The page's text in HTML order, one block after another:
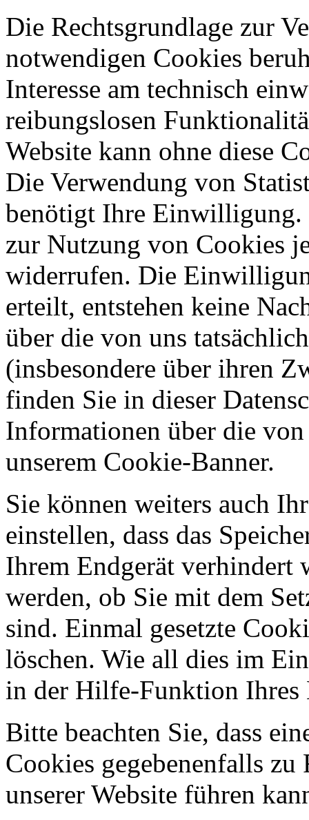
Die Rechtsgrundlage zur
notwendigen Cookies
Interesse am technisch
reibungslosen
Website kann ohne diese
Die Verwendung von
benötigt Ihre
zur Nutzung von Cookies
widerrufen. Die
erteilt, entstehen keine
über die von uns
(insbesondere über ihren
finden Sie in dieser
Informationen über die
unserem Cookie-Banner.
Sie können weiters auch
einstellen, dass das
Ihrem Endgerät verhindert
werden, ob Sie mit dem
sind. Einmal gesetzte
löschen. Wie all dies im
in der Hilfe-Funktion
Bitte beachten Sie, dass
Cookies gegebenenfalls
unserer Website führen